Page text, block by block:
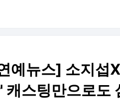
예뉴스] 소지섭
캐스팅만으로도